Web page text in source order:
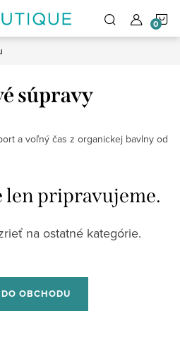
súpravy
a voľný čas z organickej bavlny od
len pripravujeme.
na ostatné kategórie.
OBCHODU